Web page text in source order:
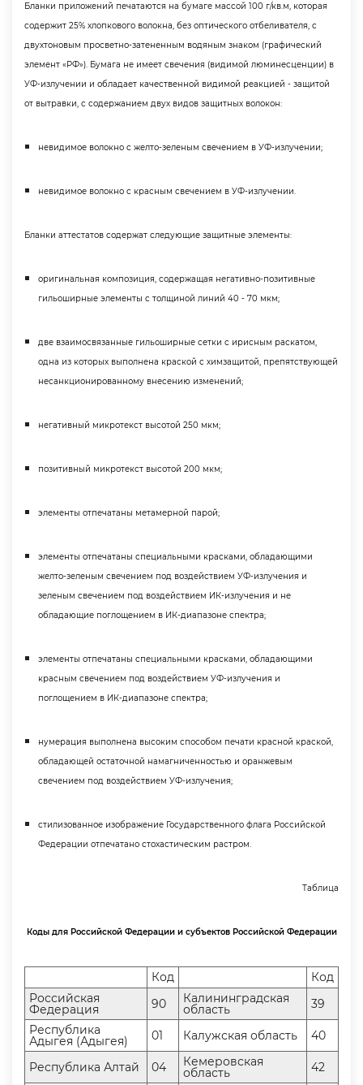
Бланки приложений печатаются на бумаге массой 100 г/кв.м, которая
содержит 25% хлопкового волокна, без оптического отбеливателя, с
двухтоновым просветно-затененным водяным знаком (графический
элемент «РФ»). Бумага не имеет свечения (видимой люминесценции)
УФ-излучении и обладает качественной видимой реакцией - защитой
от вытравки, с содержанием двух видов защитных волокон:
невидимое волокно с желто-зеленым свечением в УФ-излучении;
невидимое волокно с красным свечением в УФ-излучении.
Бланки аттестатов содержат следующие защитные элементы:
оригинальная композиция, содержащая негативно-позитивные
ильоширные элементы с толщиной линий 40 - 70 мкм;
две взаимосвязанные гильоширные сетки с ирисным раскатом,
одна из которых выполнена краской с химзащитой, препятствующей
несанкционированному внесению изменений;
негативный микротекст высотой 250 мкм;
позитивный микротекст высотой 200 мкм;
элементы отпечатаны метамерной парой;
элементы отпечатаны специальными красками, обладающими
желто-зеленым свечением под воздействием УФ-излучения и
зеленым свечением под воздействием ИК-излучения и не
обладающие поглощением в ИК-диапазоне спектра;
элементы отпечатаны специальными красками, обладающими
красным свечением под воздействием УФ-излучения и
поглощением в ИК-диапазоне спектра;
нумерация выполнена высоким способом печати красной краской,
обладающей остаточной намагниченностью и оранжевым
свечением под воздействием УФ-излучения;
стилизованное изображение Государственного флага Российской
Федерации отпечатано стохастическим растром.
Таблица
Коды для Российской Федерации и субъектов Российской Федерации
Код
Код
Российская
Федерация 90 Калининградская
область
39
Республика
Адыгея (Адыгея) 01 Калужская область 40
Республика Алтай 04 Кемеровская
область
42